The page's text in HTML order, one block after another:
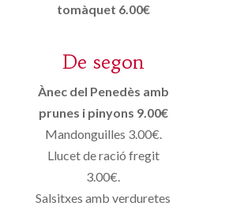
tomàquet 6.00€
De segon
Ànec del Penedès amb
prunes i pinyons 9.00€
Mandonguilles 3.00€.
Llucet de ració fregit
3.00€.
Salsitxes amb verduretes